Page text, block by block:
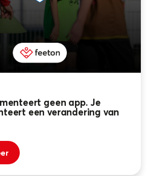
geen app. Je
een verandering van